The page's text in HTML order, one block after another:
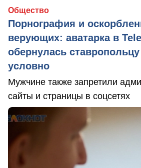
Общество
Порнография и
верующих: аватарка в
обернулась
условно
Мужчине также запретили
сайты и страницы в соцсетях